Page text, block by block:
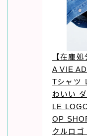
【在庫
A VIE
Tシャツ
わいい
LE
OP
クルロゴ